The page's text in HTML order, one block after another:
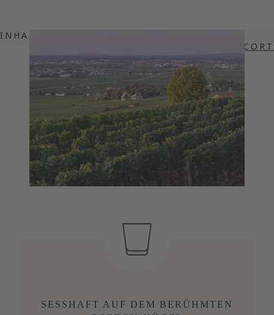
INHALTSVERZEICHNIS
SESSHAFT AUF DEM BERÜHMTEN
ALLERBESTE LAGEN IM BURGUND
SESSHAFT AUF DEM BERÜHMTEN